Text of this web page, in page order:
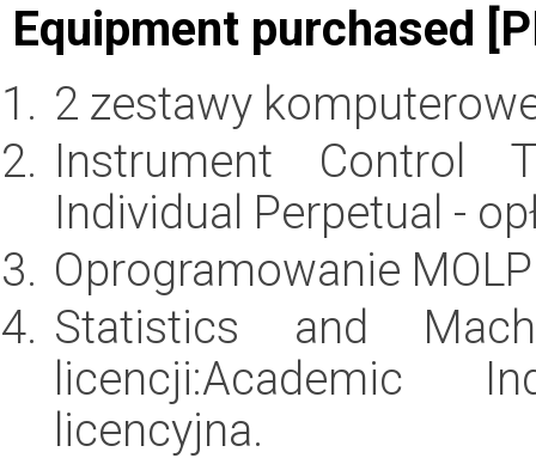
Equipment purchased
2 zestawy
Instrument Control
Individual Perpetual -
Oprogramowanie
Statistics and
licencji:Academic
licencyjna.